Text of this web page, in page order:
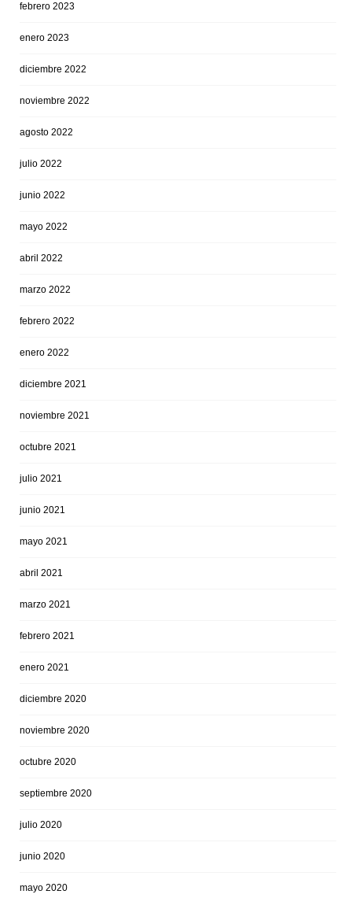
febrero 2023
enero 2023
diciembre 2022
noviembre 2022
agosto 2022
julio 2022
junio 2022
mayo 2022
abril 2022
marzo 2022
febrero 2022
enero 2022
diciembre 2021
noviembre 2021
octubre 2021
julio 2021
junio 2021
mayo 2021
abril 2021
marzo 2021
febrero 2021
enero 2021
diciembre 2020
noviembre 2020
octubre 2020
septiembre 2020
julio 2020
junio 2020
mayo 2020